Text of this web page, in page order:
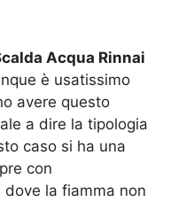
Acqua Rinnai
è usatissimo
avere questo
a dire la tipologia
caso si ha una
con
dove la fiamma non